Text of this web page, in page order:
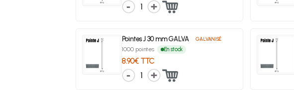
1
Pointes J 30 mm GALVA GALVANISÉ
1000 pointes En stock
8.90€ TTC
1